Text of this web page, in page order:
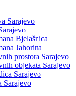
Sarajevo
Bjelašnica
Jahorina
prostora Sarajevo
objekata Sarajevo
Sarajevo
Sarajevo